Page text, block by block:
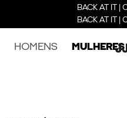
BACK AT IT |
BACK AT IT |
HOMENS MULHERES